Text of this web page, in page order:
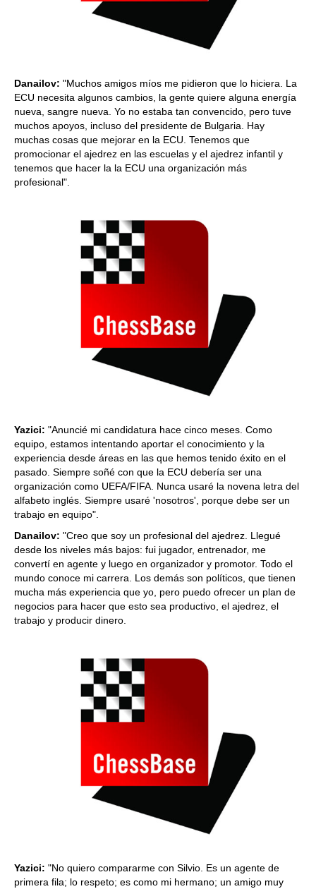
Danailov: "Muchos amigos míos me pidieron que lo hiciera. La
ECU necesita algunos cambios, la gente quiere alguna energía
nueva, sangre nueva. Yo no estaba tan convencido, pero tuve
muchos apoyos, incluso del presidente de Bulgaria. Hay
muchas cosas que mejorar en la ECU. Tenemos que
promocionar el ajedrez en las escuelas y el ajedrez infantil y
tenemos que hacer la la ECU una organización más
profesional".
Yazici: "Anuncié mi candidatura hace cinco meses. Como
equipo, estamos intentando aportar el conocimiento y la
experiencia desde áreas en las que hemos tenido éxito en el
pasado. Siempre soñé con que la ECU debería ser una
organización como UEFA/FIFA. Nunca usaré la novena letra del
alfabeto inglés. Siempre usaré 'nosotros', porque debe ser un
trabajo en equipo".
Danailov: "Creo que soy un profesional del ajedrez. Llegué
desde los niveles más bajos: fui jugador, entrenador, me
convertí en agente y luego en organizador y promotor. Todo el
mundo conoce mi carrera. Los demás son políticos, que tienen
mucha más experiencia que yo, pero puedo ofrecer un plan de
negocios para hacer que esto sea productivo, el ajedrez, el
trabajo y producir dinero.
Yazici: "No quiero compararme con Silvio. Es un agente de
primera fila; lo respeto; es como mi hermano; un amigo muy